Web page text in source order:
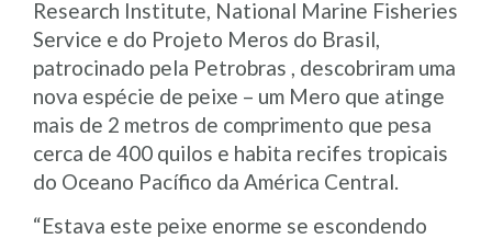
Research Institute, National Marine Fisheries
Service e do Projeto Meros do Brasil,
patrocinado pela Petrobras , descobriram uma
nova espécie de peixe – um Mero que atinge
mais de 2 metros de comprimento que pesa
cerca de 400 quilos e habita recifes tropicais
do Oceano Pacífico da América Central.
“Estava este peixe enorme se escondendo